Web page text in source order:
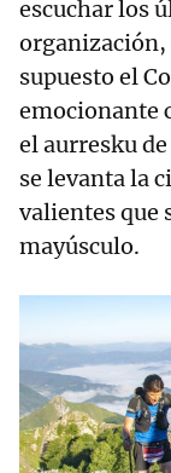
escuchar los
organización,
supuesto el
emocionante
el aurresku
se levanta la
valientes que
mayúsculo.